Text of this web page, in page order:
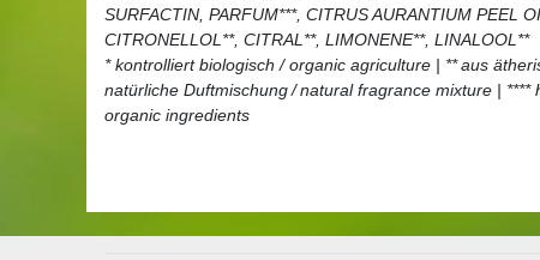
SURFACTIN, PARFUM***, CITRUS AURANTIUM PEEL
CITRONELLOL**, CITRAL**, LIMONENE**, LINALOOL**
* kontrolliert biologisch / organic agriculture | ** aus
natürliche Duftmischung / natural fragrance mixture |
organic ingredients